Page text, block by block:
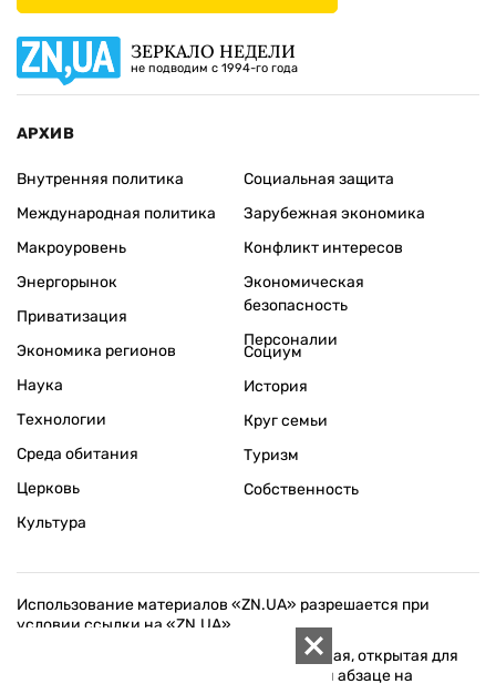
ЗЕРКАЛО НЕДЕЛИ
не подводим с 1994-го года
АРХИВ
Внутренняя политика
Международная политика
Макроуровень
Энергорынок
Приватизация
Экономика регионов
Социальная защита
Зарубежная экономика
Конфликт интересов
Экономическая
безопасность
Персоналии
Наука
Технологии
Среда обитания
Церковь
Культура
Социум
История
Круг семьи
Туризм
Собственность
Использование материалов «ZN.UA» разрешается при
условии ссылки на «ZN.UA».
Для интернет-изданий обязательна прямая, открытая для
поисковых систем, гиперссылка в первом абзаце на